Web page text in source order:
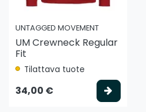
UNTAGGED MOVEMENT
UM Crewneck Regular
Fit
Tilattava tuote
34,00 €